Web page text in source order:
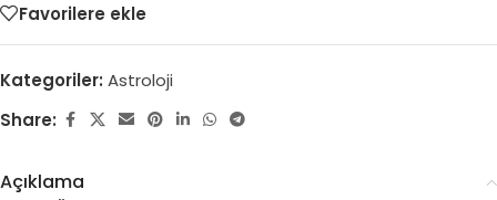
Favorilere ekle
Kategoriler: Astroloji
Share:
Açıklama